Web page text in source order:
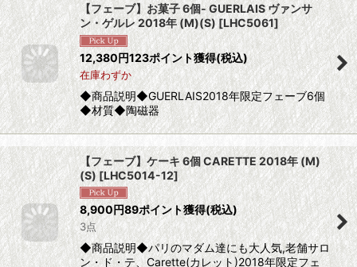
【フェーブ】お菓子 6個- GUERLAIS ヴァンサ
ン・ゲルレ 2018年 (M)(S)[LHC5061]
12,380円123ポイント獲得(税込)
在庫わずか
◆商品説明◆GUERLAIS2018年限定フェーブ6個
◆材質◆陶磁器
【フェーブ】ケーキ 6個 CARETTE 2018年 (M)
(S) [LHC5014-12]
8,900円89ポイント獲得(税込)
3点
◆商品説明◆パリのマダム達にも大人気,老舗サロ
ン・ド・テ、Carette(カレット)2018年限定フェ